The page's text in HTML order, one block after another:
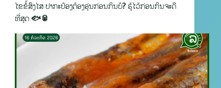
ໄຂຂໍ້ສົງໄສ ປາກະປ໋ອງຕ້ອງອຸ່ນກ່ອນກິນບໍ? ຮູ້ໄວ້ກ່ອນກິນຈະດີ
ທີ່ສຸດ 🐟🥫